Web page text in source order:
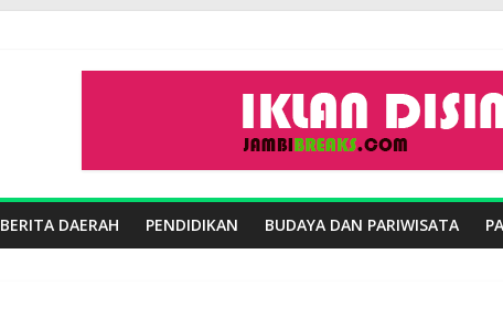
BERITA DAERAH PENDIDIKAN BUDAYA DAN PARIWISATA